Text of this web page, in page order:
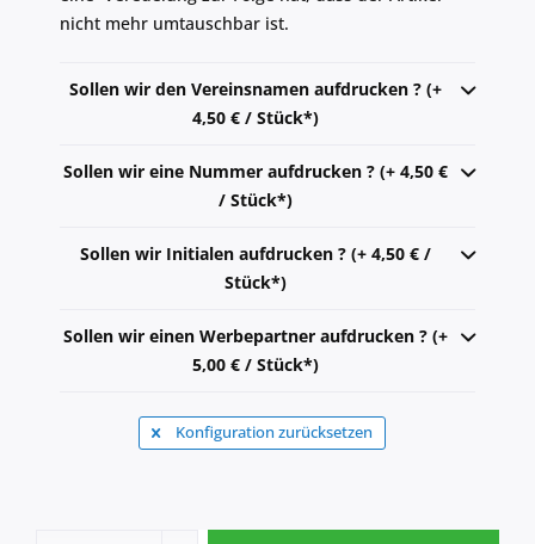
nicht mehr umtauschbar ist.
Sollen wir den Vereinsnamen aufdrucken ? (+
4,50 € / Stück*)
Sollen wir eine Nummer aufdrucken ? (+ 4,50 €
/ Stück*)
Sollen wir Initialen aufdrucken ? (+ 4,50 € /
Stück*)
Sollen wir einen Werbepartner aufdrucken ? (+
5,00 € / Stück*)
Konfiguration zurücksetzen